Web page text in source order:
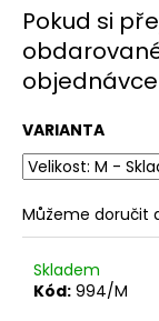
Pokud si
VARIANTA
Můžeme doručit
Skladem
Kód: 994/M